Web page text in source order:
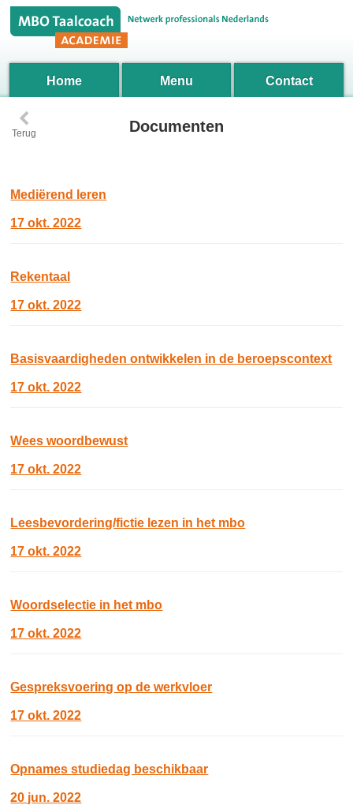
Home Menu Contact
‹
Terug Documenten
Mediërend leren
17 okt. 2022
Rekentaal
17 okt. 2022
Basisvaardigheden ontwikkelen in de beroepscontext
17 okt. 2022
Wees woordbewust
17 okt. 2022
Leesbevordering/fictie lezen in het mbo
17 okt. 2022
Woordselectie in het mbo
17 okt. 2022
Gespreksvoering op de werkvloer
17 okt. 2022
Opnames studiedag beschikbaar
20 jun. 2022